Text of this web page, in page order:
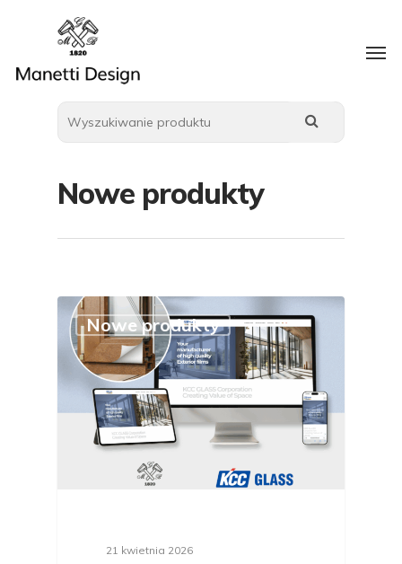
Nowe produkty
Nowe produkty
21 kwietnia 2026